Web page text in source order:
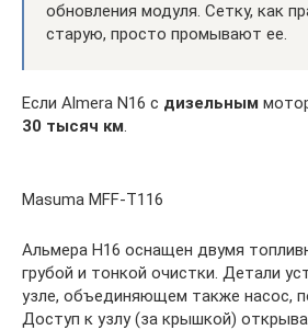
обновления модуля. Сетку, как
старую, просто промывают ее.
Если Almera N16 c дизельным
30 тысяч км.
Masuma MFF-T116
Альмера H16 оснащен двумя
грубой и тонкой очистки. Детали
узле, объединяющем также насос,
Доступ к узлу (за крышкой)